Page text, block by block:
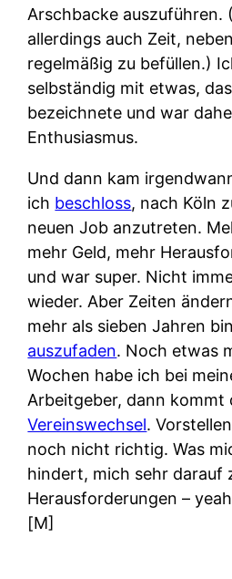
Arschbacke auszuführen.
allerdings auch Zeit,
regelmäßig zu befüllen.)
selbständig mit etwas,
bezeichnete und war
Enthusiasmus.
Und dann kam
ich beschloss, nach Köln
neuen Job anzutreten.
mehr Geld, mehr
und war super. Nicht
wieder. Aber Zeiten
mehr als sieben Jahren
auszufaden. Noch etwas
Wochen habe ich bei
Arbeitgeber, dann kommt
Vereinswechsel.
noch nicht richtig. Was
hindert, mich sehr darauf
Herausforderungen –
[M]